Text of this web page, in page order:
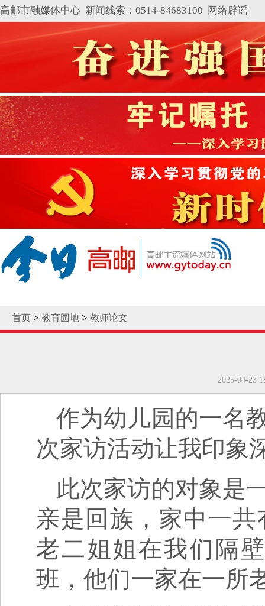
高邮市融媒体中心 新闻线索：0514-84683100 网络辟谣
首页 > 教育园地 > 教师论文
2025-04-23
作为幼儿园的一名
次家访活动让我印象
此次家访的对象是
亲是回族，家中一
老二姐姐在我们隔
班，他们一家在一所